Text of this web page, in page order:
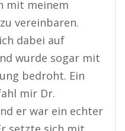
mit meinem
vereinbaren.
dabei auf
wurde sogar mit
bedroht. Ein
mir Dr.
er war ein echter